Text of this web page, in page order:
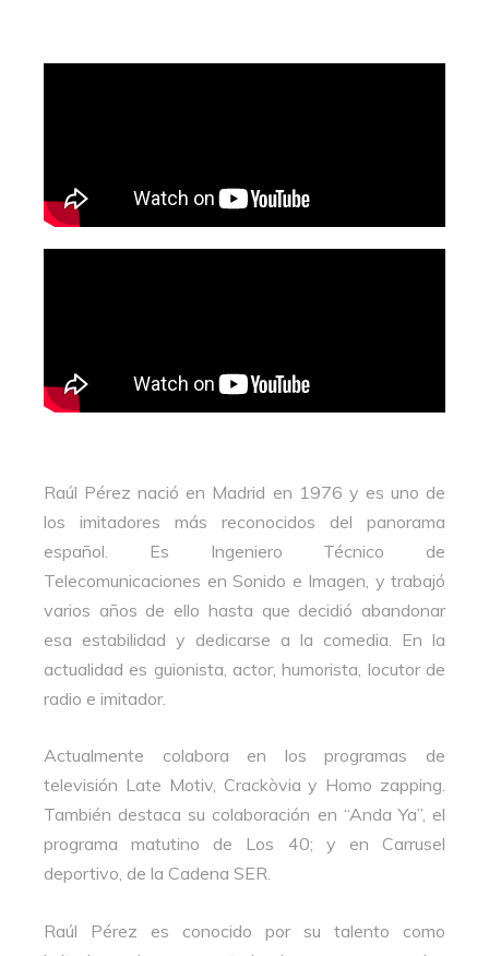
Raúl Pérez nació en Madrid en 1976 y es uno de
los imitadores más reconocidos del panorama
español. Es Ingeniero Técnico de
Telecomunicaciones en Sonido e Imagen, y trabajó
varios años de ello hasta que decidió abandonar
esa estabilidad y dedicarse a la comedia. En la
actualidad es guionista, actor, humorista, locutor de
radio e imitador.
Actualmente colabora en los programas de
televisión Late Motiv, Crackòvia y Homo zapping.
También destaca su colaboración en “Anda Ya”, el
programa matutino de Los 40; y en Carrusel
deportivo, de la Cadena SER.
Raúl Pérez es conocido por su talento como